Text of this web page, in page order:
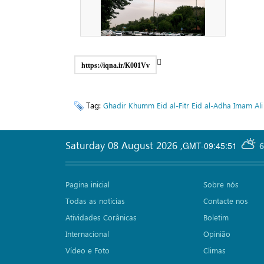
https://iqna.ir/K001Vv
Tag: Ghadir Khumm Eid al-Fitr Eid al-Adha Imam Ali
GMT-09:45:51
Saturday 08 August 2026 ,
Pagina inicial
Todas as notícias
Atividades Corânicas
Internacional
Vídeo e Foto
Sobre nós
Contacte nos
Boletim
Opinião
Climas